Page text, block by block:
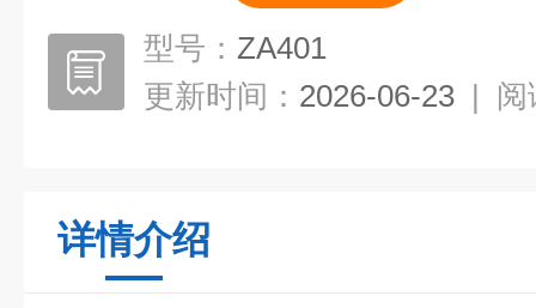
型号： ZA401
更新时间： 2026-06-23 | 阅
详情介绍